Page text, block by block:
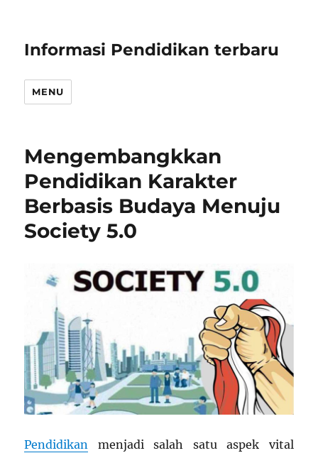
Informasi Pendidikan terbaru
MENU
Mengembangkkan
Pendidikan Karakter
Berbasis Budaya Menuju
Society 5.0
Pendidikan menjadi salah satu aspek vital